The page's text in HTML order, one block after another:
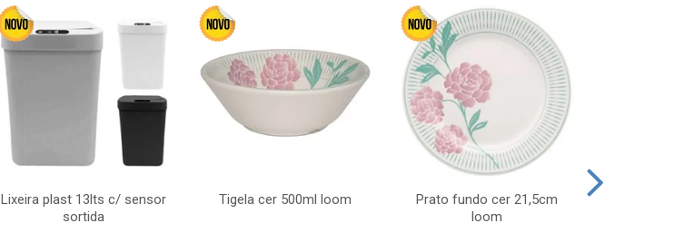
Lixeira plast 13lts c/ sensor
sortida
Tigela cer 500ml loom
Prato fundo cer 21,5cm
loom